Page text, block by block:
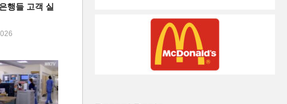
행들 고객 실